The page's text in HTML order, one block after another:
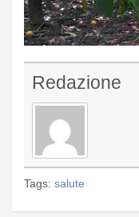
Redazione
Tags: salute